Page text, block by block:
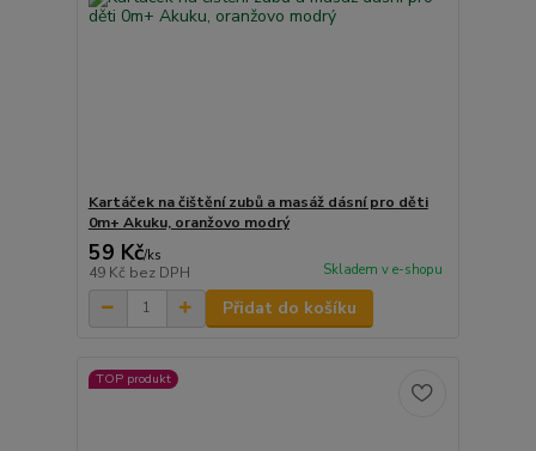
Kartáček na čištění zubů a masáž dásní pro děti
0m+ Akuku, oranžovo modrý
59 Kč/ks
49 Kč bez DPH Skladem v e-shopu
Přidat do košíku
TOP produkt